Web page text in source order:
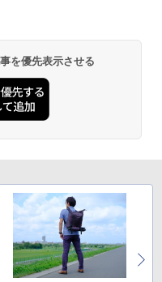
を優先表示させる